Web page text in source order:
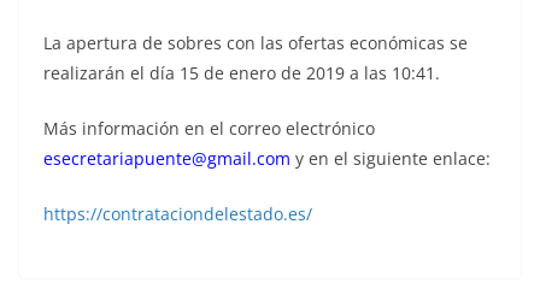
La apertura de sobres con las ofertas económicas se
realizarán el día 15 de enero de 2019 a las 10:41.
Más información en el correo electrónico
esecretariapuente@gmail.com y en el siguiente enlace:
https://contrataciondelestado.es/